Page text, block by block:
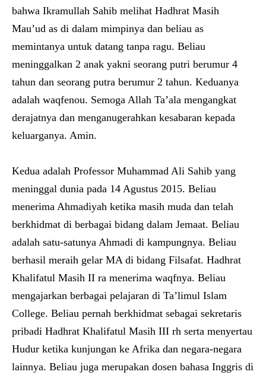
bahwa Ikramullah Sahib melihat Hadhrat Masih
Mau’ud as di dalam mimpinya dan beliau as
memintanya untuk datang tanpa ragu. Beliau
meninggalkan 2 anak yakni seorang putri berumur 4
tahun dan seorang putra berumur 2 tahun. Keduanya
adalah waqfenou. Semoga Allah Ta’ala mengangkat
derajatnya dan menganugerahkan kesabaran kepada
keluarganya. Amin.
Kedua adalah Professor Muhammad Ali Sahib yang
meninggal dunia pada 14 Agustus 2015. Beliau
menerima Ahmadiyah ketika masih muda dan telah
berkhidmat di berbagai bidang dalam Jemaat. Beliau
adalah satu-satunya Ahmadi di kampungnya. Beliau
berhasil meraih gelar MA di bidang Filsafat. Hadhrat
Khalifatul Masih II ra menerima waqfnya. Beliau
mengajarkan berbagai pelajaran di Ta’limul Islam
College. Beliau pernah berkhidmat sebagai sekretaris
pribadi Hadhrat Khalifatul Masih III rh serta menyertau
Hudur ketika kunjungan ke Afrika dan negara-negara
lainnya. Beliau juga merupakan dosen bahasa Inggris di